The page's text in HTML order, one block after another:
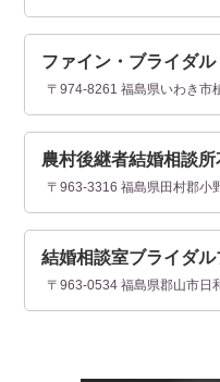
ファイン・ブライダル
〒974-8261 福島県いわき市
農村後継者結婚相談
〒963-3316 福島県田村郡小
結婚相談室ブライダル
〒963-0534 福島県郡山市日